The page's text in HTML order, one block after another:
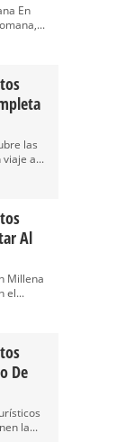
En
las
a...
Al
Millena
el...
De
la...